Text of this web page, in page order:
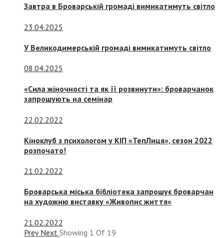
Завтра в Броварській громаді вимикатимуть світло
23.04.2025
У Великодимерській громаді вимикатимуть світло
08.04.2025
«Сила жіночності та як її розвинути»: броварчанок
запрошують на семінар
22.02.2022
Кіноклуб з психологом у КІП «ТепЛиця», сезон 2022
розпочато!
21.02.2022
Броварська міська бібліотека запрошує броварчан
на художню виставку «Живопис життя»
21.02.2022
Prev Next Showing 1 Of 19